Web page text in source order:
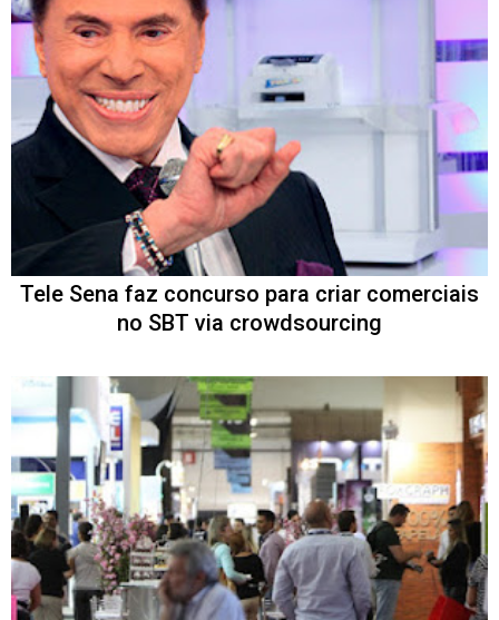
Tele Sena faz concurso para criar comerciais
no SBT via crowdsourcing